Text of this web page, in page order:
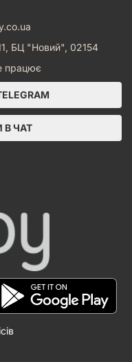
БЦ "Новий", 02154
працює
В ЧАТ